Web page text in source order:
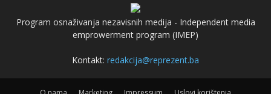
Program osnaživanja nezavisnih medija - Independent media
emprowerment program (IMEP)
Kontakt: redakcija@reprezent.ba